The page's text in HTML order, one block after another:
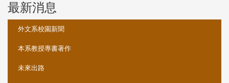
最新消息
外文系校園新聞
本系教授專書著作
未來出路